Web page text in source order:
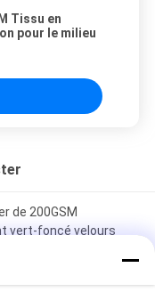
Tissu en
pour le milieu
de 200GSM
vert-foncé velours
235GSM/tissu de